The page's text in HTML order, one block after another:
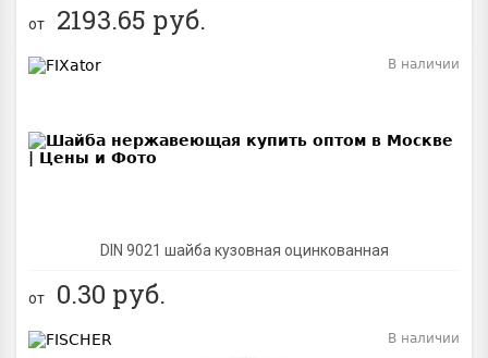
от 2193.65 руб.
DIN 9021 шайба кузовная оцинкованная
В наличии
от 0.30 руб.
В наличии